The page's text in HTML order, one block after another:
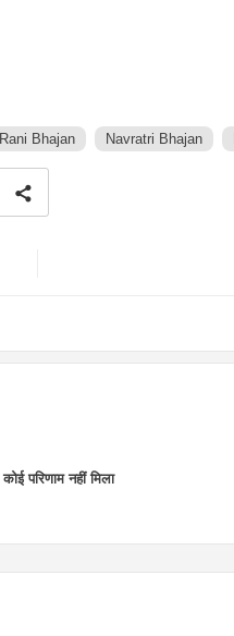
Bhajan Navratri Bhajan
कोई परिणाम नहीं मिला